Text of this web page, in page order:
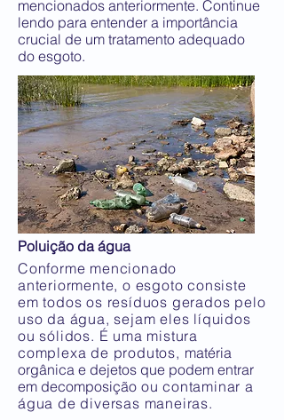
mencionados anteriormente. Continue
lendo para entender a importância
crucial de um tratamento adequado
do esgoto.
Poluição da água
Conforme mencionado
anteriormente, o esgoto consiste
em todos os resíduos gerados pelo
uso da água, sejam eles líquidos
ou sólidos. É uma mistura
complexa de produtos, matéria
orgânica e dejetos que podem entrar
em decomposição ou contaminar a
água de diversas maneiras.